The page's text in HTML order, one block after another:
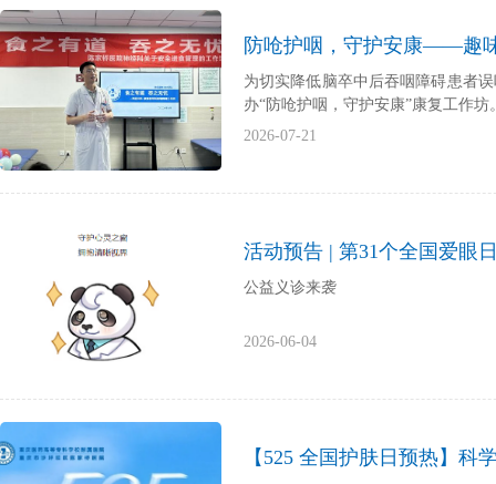
防呛护咽，守护安康——趣
为切实降低脑卒中后吞咽障碍患者
办“防呛护咽，守护安康”康复工作
2026-07-21
活动预告 | 第31个全国爱眼
公益义诊来袭
2026-06-04
【525 全国护肤日预热】